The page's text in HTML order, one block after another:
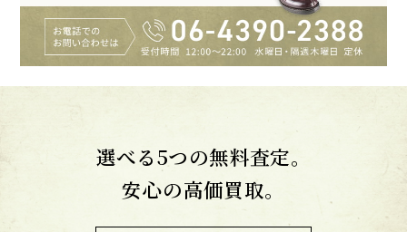
選べる5つの無料査定。
安心の高価買取。